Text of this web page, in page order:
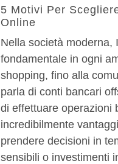
5 Motivi Per
Online
Nella società moderna,
fondamentale in ogni
shopping, fino alla
parla di conti bancari
di effettuare operazioni
incredibilmente
prendere decisioni in
sensibili o investimenti